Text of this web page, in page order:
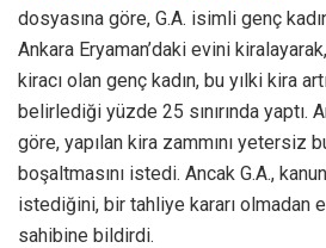
dosyasına göre, G.A. isimli genç
Ankara Eryaman’daki evini
kiracı olan genç kadın, bu yılki kira
belirlediği yüzde 25 sınırında yaptı.
göre, yapılan kira zammını yetersiz
boşaltmasını istedi. Ancak G.A.,
istediğini, bir tahliye kararı olmadan
sahibine bildirdi.